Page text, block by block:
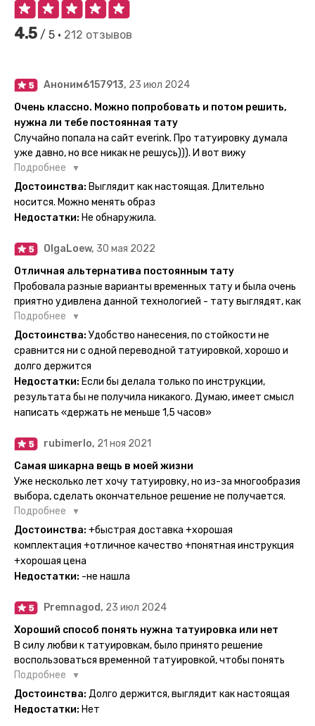
4.5 / 5 • 212 отзывов
Аноним6157913, 23 июл 2024
Очень классно. Можно попробовать и потом решить,
нужна ли тебе постоянная тату
Случайно попала на сайт everink. Про татуировку думала
уже давно, но все никак не решусь))). И вот вижу
великолепный каталог everink. Тату на любой вкус.
Заказала и не пожалела. Супер. Выглядит как настоящая.
Посмотрю как булет ы носке. Обязательно закажу ещё.
Подробнее
Достоинства: Выглядит как настоящая. Длительно
носится. Можно менять образ
Недостатки: Не обнаружила.
OlgaLoew, 30 мая 2022
Отличная альтернатива постоянным тату
Пробовала разные варианты временных тату и была очень
приятно удивлена данной технологией - тату выглядят, как
настоящие, и не тускнеют больше недели даже несмотря
на контакты с водой! На сайте очень большой выбор по
тематике и размерам, быстрая доставка. Заказывала сразу
очередного рисунка у меня на руке друзья до сих пор
каждый раз уточняют, временная ли тату или я всё-таки
решила себе что-то набить :) Т. к. если следовать
инструкции, то её действительно не отличить от
настоящей. Главное, не стараться перевести большую
тату на какой-то маленький участок кожи (например,
запястье) - вследствие чего могут плохо отпечататься
какие-то части рисунка. Но это, скажем так, риски, которые
вы берёте на себя сами ;)
Подробнее
Достоинства: Удобство нанесения, по стойкости не
сравнится ни с одной переводной татуировкой, хорошо и
долго держится
Недостатки: Если бы делала только по инструкции,
результата бы не получила никакого. Думаю, имеет смысл
написать «держать не меньше 1,5 часов»
rubimerlo, 21 ноя 2021
Самая шикарна вещь в моей жизни
Уже несколько лет хочу татуировку, но из-за многообразия
выбора, сделать окончательное решение не получается.
Поэтому everink стали для меня настоящей находкой. Как
только тату пришли, я сразу понеслась их забирать. Хочу
отметить, что у everink очень большой выбор мест для
доставки, что значительно упрощает процесс получения
тату. Посылка была упакованна в бумажный плотный
конверт, внутри оказалась ещё одна упаковка с
дизайнерским принтом. Комплектация набора: сами тату,
упакованные в специальные пакетики, салфетки,
инструкция по нанесению. Всё выглядит очень мило. Я уже
нанесла одну из них и сейчас жду результата. Всё очень
понятно объяснено, отдельным плюсом для меня стала
картинка с обозначениями тех мечт, где тату будет
держаться дольше всего. В общем всём советую и
рекомендую, буду заказывать ещё))
Подробнее
Достоинства: +быстрая доставка +хорошая
комплектация +отличное качество +понятная инструкция
+хорошая цена
Недостатки: -не нашла
Premnagod, 23 июл 2024
Хороший способ понять нужна татуировка или нет
В силу любви к татуировкам, было принято решение
воспользоваться временной татуировкой, чтобы понять
хочется набивать настоящую или нет, как оказалось
смысла набивать нет, ведь можно постоянно делать
временные татуировки и в случае если одна не понравится
Подробнее
Достоинства: Долго держится, выглядит как настоящая
Недостатки: Нет